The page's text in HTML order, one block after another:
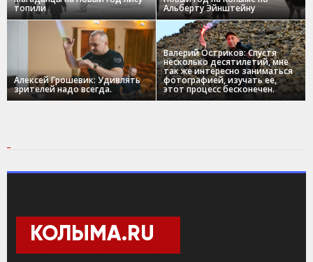
топили Альберту Эйнштейну
Алексей Грошевик: Удивлять
зрителей надо всегда.
Валерий Остриков: Спустя
несколько десятилетий, мне
так же интересно заниматься
фотографией, изучать ее,
этот процесс бесконечен.
КОЛЫМА.RU